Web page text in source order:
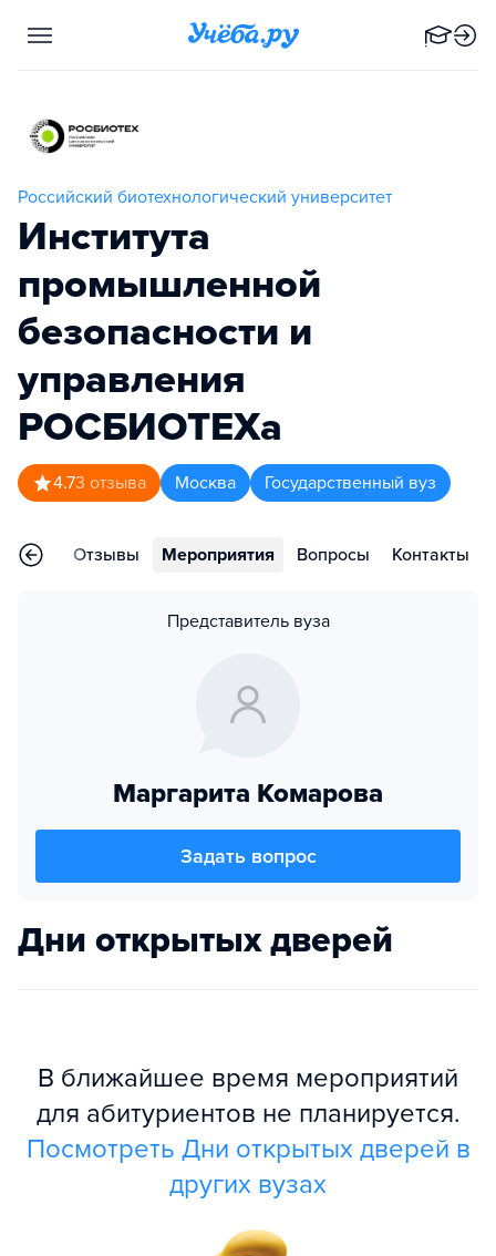
Российский биотехнологический университет
Института
промышленной
безопасности и
управления
РОСБИОТЕХа
4.73 отзыва Москва Государственный вуз
Отзывы Мероприятия Вопросы Контакты
Представитель вуза
Маргарита Комарова
Задать вопрос
Дни открытых дверей
В ближайшее время мероприятий
для абитуриентов не планируется.
Посмотреть Дни открытых дверей в
других вузах